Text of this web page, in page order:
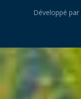
Développé par